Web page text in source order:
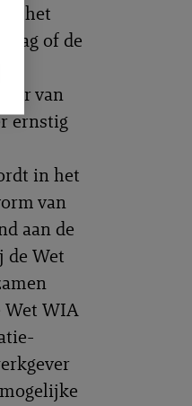
het
of de
van
ernstig
in het
van
aan de
de Wet
Wet WIA